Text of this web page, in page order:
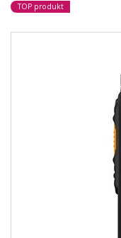
TOP produkt